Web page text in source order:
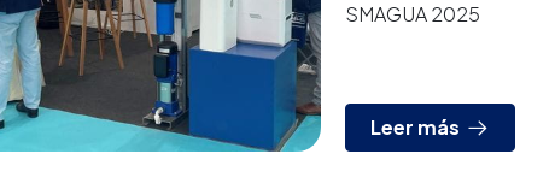
SMAGUA 2025
Leer más